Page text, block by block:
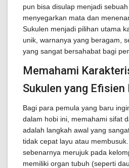
pun bisa disulap menjadi
menyegarkan mata dan
Sukulen menjadi pilihan utama
unik, warnanya yang beragam,
yang sangat bersahabat bagi
Memahami
Sukulen yang
Bagi para pemula yang baru
dalam hobi ini, memahami sifat
adalah langkah awal yang
tidak cepat layu atau
sebenarnya merujuk pada
memiliki organ tubuh (seperti